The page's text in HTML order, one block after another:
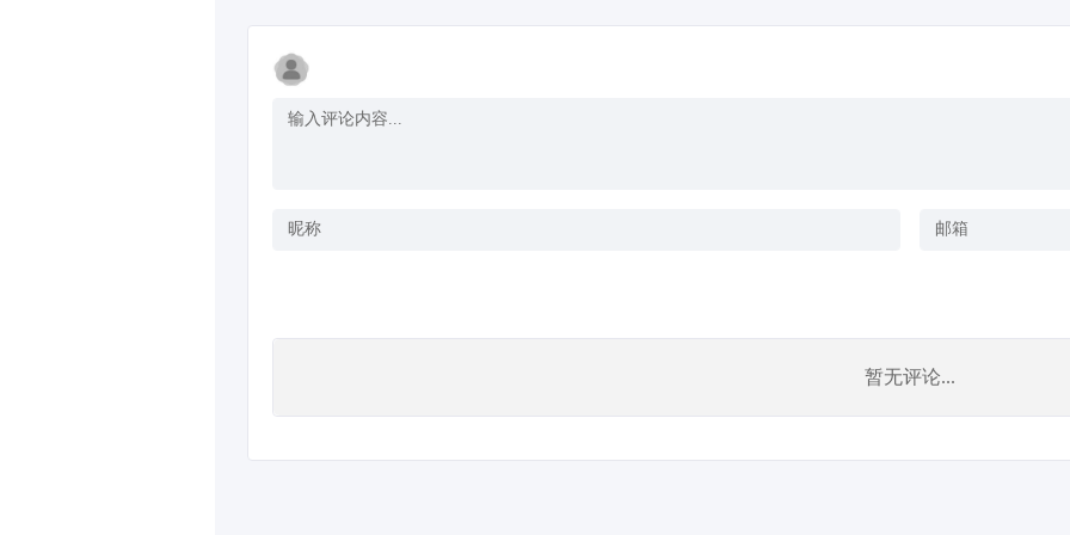
暂无评论...